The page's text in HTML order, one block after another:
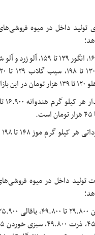
تولید داخل در میوه
آلوزرد وآلو
هندوانه ۱۶.۹۰۰ تا ۲۹.۸۰۰، خربزه و
تولید داخل در میوه